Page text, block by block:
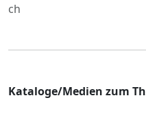
ch
Kataloge/Medien zum